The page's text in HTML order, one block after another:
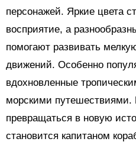
персонажей. Яркие цвета
восприятие, а
помогают развивать
движений. Особенно
вдохновленные
морскими
превращаться в новую
становится капитаном